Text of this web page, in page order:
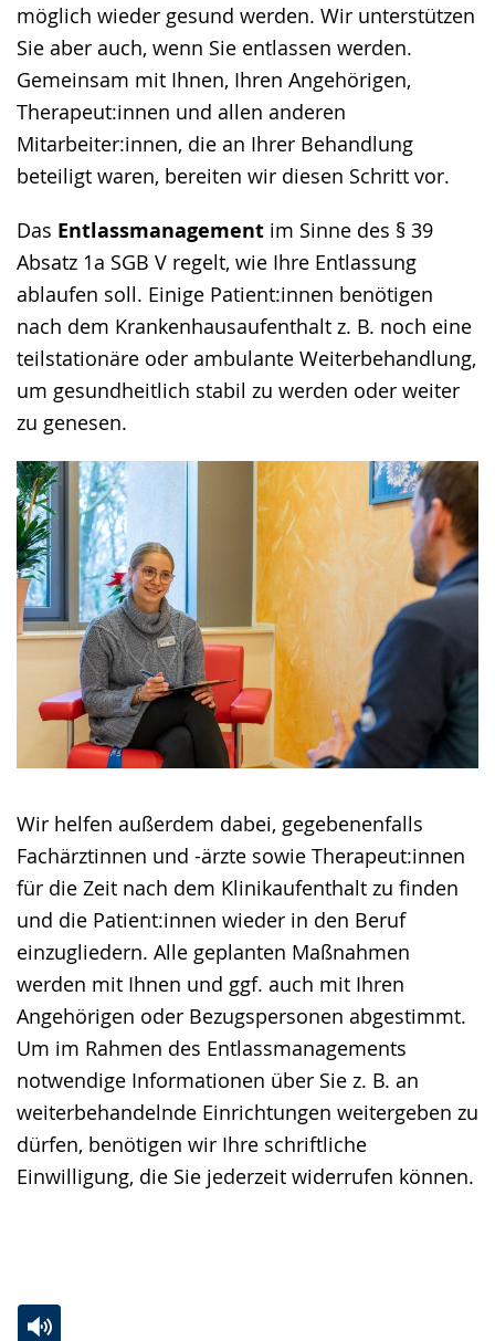
möglich wieder gesund werden. Wir unterstützen
Sie aber auch, wenn Sie entlassen werden.
Gemeinsam mit Ihnen, Ihren Angehörigen,
Therapeut:innen und allen anderen
Mitarbeiter:innen, die an Ihrer Behandlung
beteiligt waren, bereiten wir diesen Schritt vor.
Das Entlassmanagement im Sinne des § 39
Absatz 1a SGB V regelt, wie Ihre Entlassung
ablaufen soll. Einige Patient:innen benötigen
nach dem Krankenhausaufenthalt z. B. noch eine
teilstationäre oder ambulante Weiterbehandlung,
um gesundheitlich stabil zu werden oder weiter
zu genesen.
Wir helfen außerdem dabei, gegebenenfalls
Fachärztinnen und -ärzte sowie Therapeut:innen
für die Zeit nach dem Klinikaufenthalt zu finden
und die Patient:innen wieder in den Beruf
einzugliedern. Alle geplanten Maßnahmen
werden mit Ihnen und ggf. auch mit Ihren
Angehörigen oder Bezugspersonen abgestimmt.
Um im Rahmen des Entlassmanagements
notwendige Informationen über Sie z. B. an
weiterbehandelnde Einrichtungen weitergeben zu
dürfen, benötigen wir Ihre schriftliche
Einwilligung, die Sie jederzeit widerrufen können.